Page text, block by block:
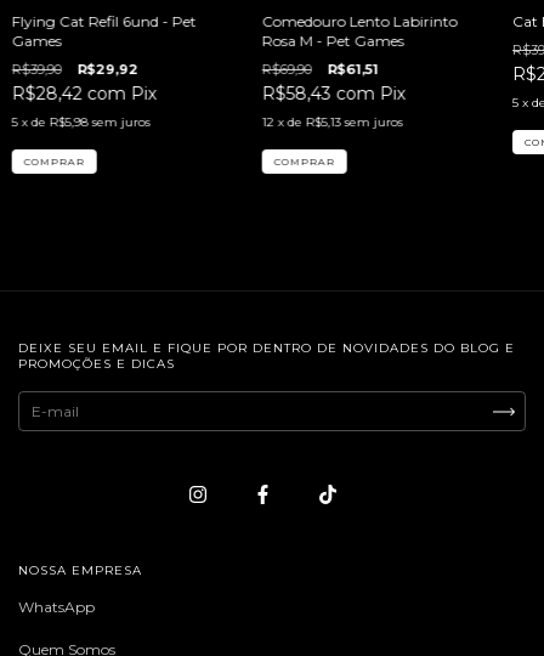
de navegação e para
informações do site.
Flying Cat Refil 6und - Pet
Games
R$39,90 R$29,92
R$28,42 com Pix
5 x de R$5,98 sem juros
Comedouro Lento Labirinto
Rosa M - Pet Games
R$69,90 R$61,51
R$58,43 com Pix
12 x de R$5,13 sem juros
Cat
5 x
DEIXE SEU EMAIL E FIQUE POR DENTRO DE NOVIDADES DO BLOG E
PROMOÇÕES E DICAS
NOSSA EMPRESA
WhatsApp
Quem Somos